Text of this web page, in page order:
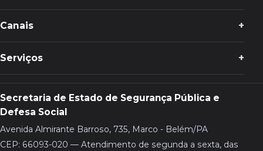
Canais
Serviços
Secretaria de Estado de Segurança Pública e
Defesa Social
Avenida Almirante Barroso, 735, Marco - Belém/PA
CEP: 66093-020 — Atendimento de segunda a sexta, das